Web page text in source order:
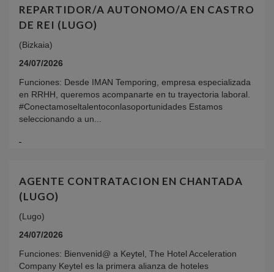
REPARTIDOR/A AUTONOMO/A EN CASTRO
DE REI (LUGO)
(Bizkaia)
24/07/2026
Funciones: Desde IMAN Temporing, empresa especializada
en RRHH, queremos acompanarte en tu trayectoria laboral.
#Conectamoseltalentoconlasoportunidades Estamos
seleccionando a un...
AGENTE CONTRATACION EN CHANTADA
(LUGO)
(Lugo)
24/07/2026
Funciones: Bienvenid@ a Keytel, The Hotel Acceleration
Company Keytel es la primera alianza de hoteles